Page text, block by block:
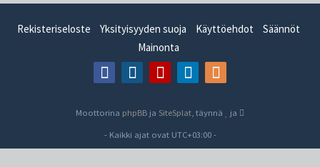
Rekisteriseloste Yksityisyyden suoja Käyttöehdot
Säännöt
Mainonta
Moottorina phpBB ja SiteSplat , täynnä
ja
- Kaikki ajat ovat UTC+03:00-